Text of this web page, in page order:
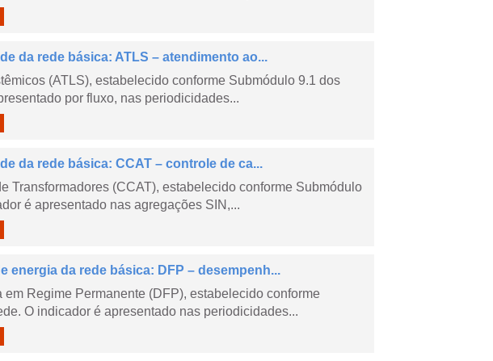
da rede básica: ATLS – atendimento ao...
(ATLS), estabelecido conforme Submódulo 9.1 dos
por fluxo, nas periodicidades...
da rede básica: CCAT – controle de ca...
Transformadores (CCAT), estabelecido conforme Submódulo
é apresentado nas agregações SIN,...
energia da rede básica: DFP – desempenh...
Regime Permanente (DFP), estabelecido conforme
O indicador é apresentado nas periodicidades...